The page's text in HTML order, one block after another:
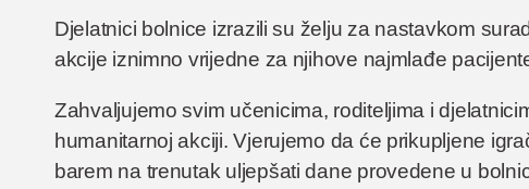
Djelatnici bolnice izrazili su želju za nastavkom
akcije iznimno vrijedne za njihove najmlađe
Zahvaljujemo svim učenicima, roditeljima i
humanitarnoj akciji. Vjerujemo da će prikupljene
barem na trenutak uljepšati dane provedene u